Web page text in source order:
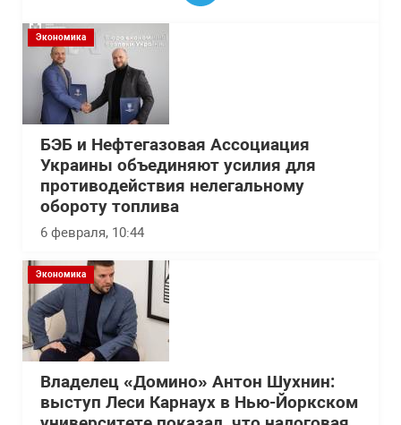
Экономика
БЭБ и Нефтегазовая Ассоциация
Украины объединяют усилия для
противодействия нелегальному
обороту топлива
6 февраля, 10:44
Экономика
Владелец «Домино» Антон Шухнин:
выступ Леси Карнаух в Нью-Йоркском